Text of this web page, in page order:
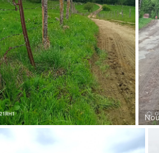
en